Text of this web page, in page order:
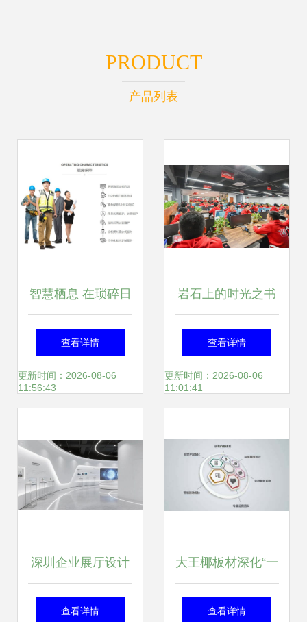
PRODUCT
产品列表
智慧栖息 在琐碎日
常中安放一座梦里
的家
查看详情
更新时间：2026-08-06
11:56:43
岩石上的时光之书
2026温州岩板市场
趋势与品牌选择的
查看详情
更新时间：2026-08-06
11:01:41
深圳企业展厅设计
服务商评测 2026
查看详情
大王椰板材深化“一
体化经营·一站式购
查看详情